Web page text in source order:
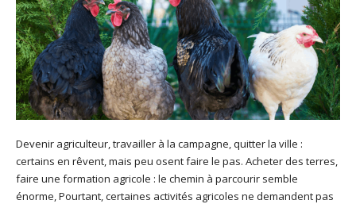
Devenir agriculteur, travailler à la campagne, quitter la ville :
certains en rêvent, mais peu osent faire le pas. Acheter des terres,
faire une formation agricole : le chemin à parcourir semble
énorme, Pourtant, certaines activités agricoles ne demandent pas